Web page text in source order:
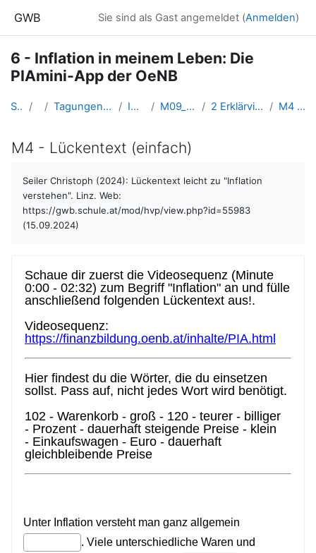
GWB Sie sind als Gast angemeldet (Anmelden)
6 - Inflation in meinem Leben: Die
PIAmini-App der OeNB
Startseite Kurse Tagungen, Events und Arbeitsgemeinschaften GW INSERT-Lernkurse M09_Inflation _in_meinem_Leben 2 Erklärvideo mit anschließendem Lückentext M4 - Lückentext (einfach)
M4 - Lückentext (einfach)
Seiler Christoph (2024): Lückentext leicht zu "Inflation
verstehen". Linz. Web:
https://gwb.schule.at/mod/hvp/view.php?id=55983
(15.09.2024)